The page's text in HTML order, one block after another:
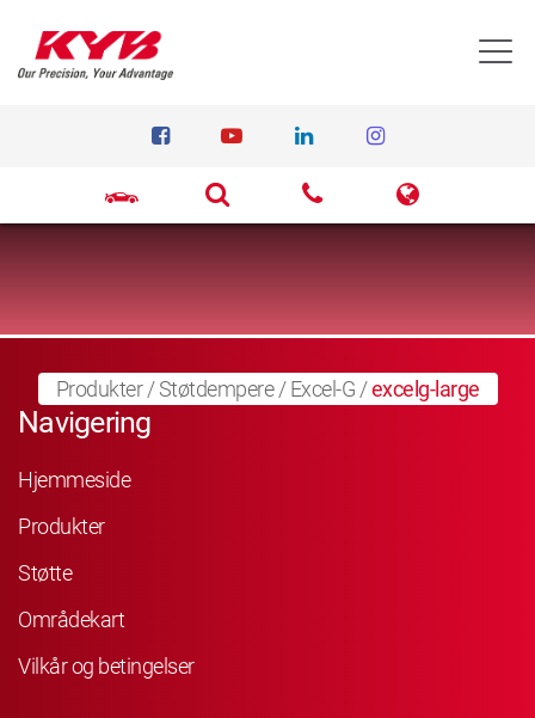
Produkter/Støtdempere/Excel-G /excelg-large
Navigering
Hjemmeside
Produkter
Støtte
Områdekart
Vilkår og betingelser